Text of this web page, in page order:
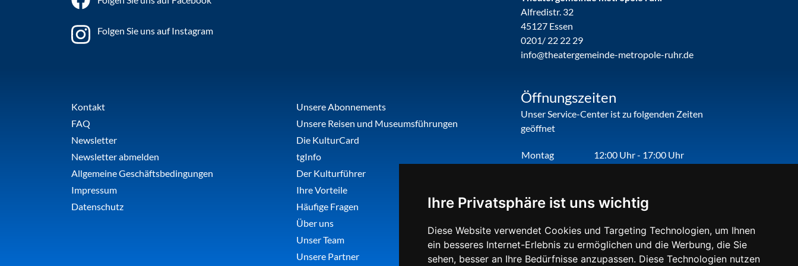
Ihre Privatsphäre ist uns wichtig
Diese Website verwendet Cookies und Targeting Technologien, um Ihnen
ein besseres Internet-Erlebnis zu ermöglichen und die Werbung, die Sie
sehen, besser an Ihre Bedürfnisse anzupassen. Diese Technologien nutzen
Folgen Sie uns auf Instagram
Kontakt
FAQ
Newsletter
Newsletter abmelden
Allgemeine Geschäftsbedingungen
Impressum
Datenschutz
Unsere Abonnements
Unsere Reisen und Museumsführungen
Die KulturCard
tgInfo
Der Kulturführer
Ihre Vorteile
Häufige Fragen
Über uns
Unser Team
Unsere Partner
Alfredistr. 32
45127 Essen
0201/ 22 22 29
info@theatergemeinde-metropole-ruhr.de
Öffnungszeiten
Unser Service-Center ist zu folgenden Zeiten
geöffnet
Montag
12:00 Uhr - 17:00 Uhr
Freitag
09:00 Uhr - 12:00 Uhr